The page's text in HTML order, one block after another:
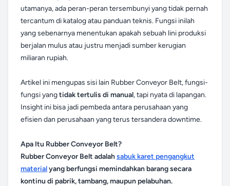
utamanya, ada peran-peran tersembunyi yang tidak pernah
tercantum di katalog atau panduan teknis. Fungsi inilah
yang sebenarnya menentukan apakah sebuah lini produksi
berjalan mulus atau justru menjadi sumber kerugian
miliaran rupiah.
Artikel ini mengupas sisi lain Rubber Conveyor Belt, fungsi-
fungsi yangtidak tertulis di manual, tapi nyata di lapangan.
Insight ini bisa jadi pembeda antara perusahaan yang
efisien dan perusahaan yang terus tersandera downtime.
Apa Itu Rubber Conveyor Belt?
Rubber Conveyor Belt adalahsabuk karet pengangkut
materialyang berfungsi memindahkan barang secara
kontinu di pabrik, tambang, maupun pelabuhan.